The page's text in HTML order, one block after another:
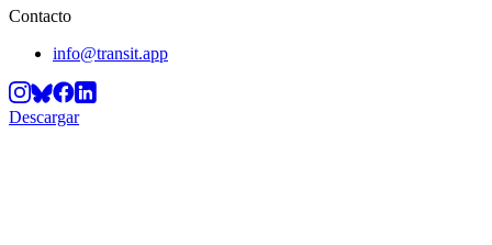
Contacto
info@transit.app
Descargar